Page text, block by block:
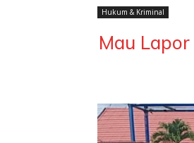
Hukum & Kriminal
Mau